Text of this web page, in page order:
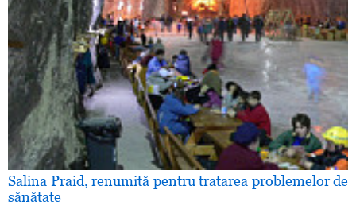
Salina Praid, renumită pentru tratarea problemelor de
sănătate